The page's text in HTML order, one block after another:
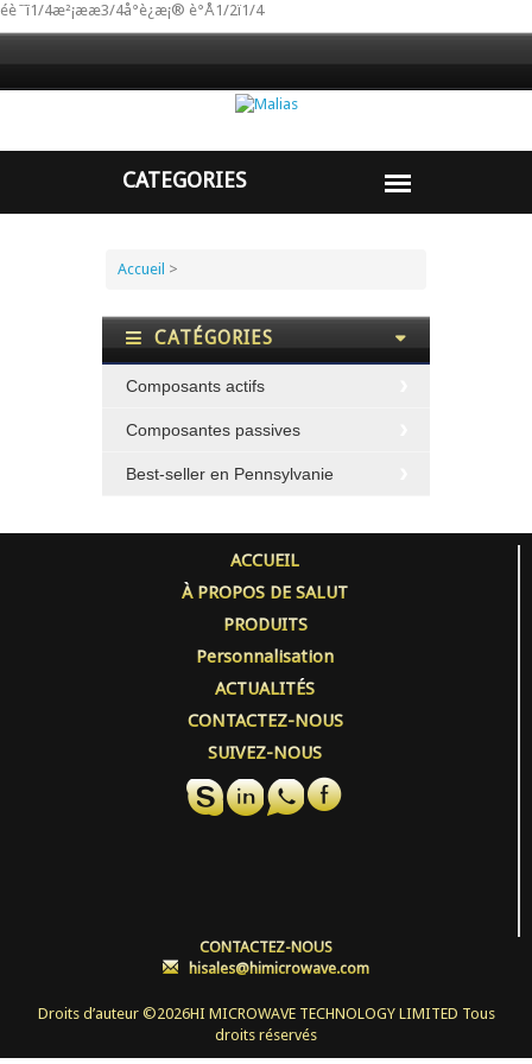
éè ̄ ̄ï1/4æ²¡ææ3/4å°è¿æ¡® è°Å1/2ï1/4
Accueil >
CATÉGORIES
Composants actifs
Composantes passives
Best-seller en Pennsylvanie
ACCUEIL
À PROPOS DE SALUT
PRODUITS
Personnalisation
ACTUALITÉS
CONTACTEZ-NOUS
SUIVEZ-NOUS
CONTACTEZ-NOUS
hisales@himicrowave.com
Droits d’auteur ©2026HI MICROWAVE TECHNOLOGY LIMITED Tous
droits réservés